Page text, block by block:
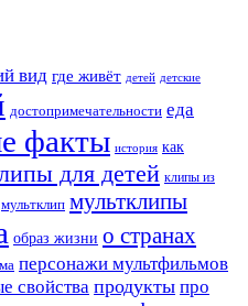
вид где живёт детей детские
достопримечательности еда
факты история как
для детей клипы из
мультклип мультклипы
образ жизни о странах
персонажи мультфильмов
свойства продукты про